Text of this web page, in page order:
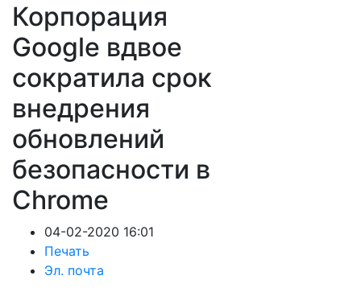
Корпорация
Google вдвое
сократила срок
внедрения
обновлений
безопасности в
Chrome
04-02-2020 16:01
Печать
Эл. почта